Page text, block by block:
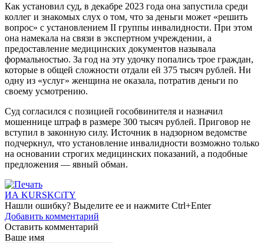
Как установил суд, в декабре 2023 года она запустила среди
коллег и знакомых слух о том, что за деньги может «решить
вопрос» с установлением II группы инвалидности. При этом
она намекала на связи в экспертном учреждении, а
предоставление медицинских документов называла
формальностью. За год на эту удочку попались трое граждан,
которые в общей сложности отдали ей 375 тысяч рублей. Ни
одну из «услуг» женщина не оказала, потратив деньги по
своему усмотрению.
Суд согласился с позицией гособвинителя и назначил
мошеннице штраф в размере 300 тысяч рублей. Приговор не
вступил в законную силу. Источник в надзорном ведомстве
подчеркнул, что установление инвалидности возможно только
на основании строгих медицинских показаний, а подобные
предложения — явный обман.
ИА KURSKCiTY
Нашли ошибку? Выделите ее и нажмите Ctrl+Enter
Добавить комментарий
Оставить комментарий
Ваше имя